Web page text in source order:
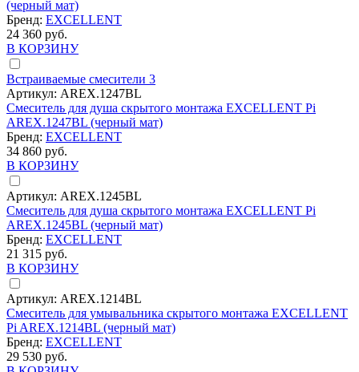
(черный мат)
Бренд: EXCELLENT
24 360 руб.
В КОРЗИНУ
Встраиваемые смесители 3
Артикул: AREX.1247BL
Смеситель для душа скрытого монтажа EXCELLENT Pi
AREX.1247BL (черный мат)
Бренд: EXCELLENT
34 860 руб.
В КОРЗИНУ
Артикул: AREX.1245BL
Смеситель для душа скрытого монтажа EXCELLENT Pi
AREX.1245BL (черный мат)
Бренд: EXCELLENT
21 315 руб.
В КОРЗИНУ
Артикул: AREX.1214BL
Смеситель для умывальника скрытого монтажа EXCELLENT
Pi AREX.1214BL (черный мат)
Бренд: EXCELLENT
29 530 руб.